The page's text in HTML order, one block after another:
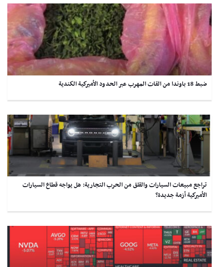
ضبط 18 باوندا من القات المهرب عبر الحدود الأميركية الكندية
تراجع مبيعات السيارات والقلق من الحرب التجارية: هل يواجه قطاع السيارات
الأميركية أزمة جديدة؟